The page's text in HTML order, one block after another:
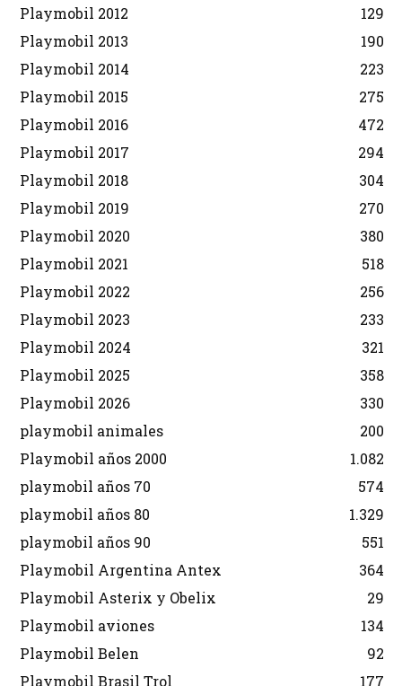
Playmobil 2012
129
Playmobil 2013
190
Playmobil 2014
223
Playmobil 2015
275
Playmobil 2016
472
Playmobil 2017
294
Playmobil 2018
304
Playmobil 2019
270
Playmobil 2020
380
Playmobil 2021
518
Playmobil 2022
256
Playmobil 2023
233
Playmobil 2024
321
Playmobil 2025
358
Playmobil 2026
330
playmobil animales
200
Playmobil años 2000
1.082
playmobil años 70
574
playmobil años 80
1.329
playmobil años 90
551
Playmobil Argentina Antex
364
Playmobil Asterix y Obelix
29
Playmobil aviones
134
Playmobil Belen
92
Playmobil Brasil Trol
177